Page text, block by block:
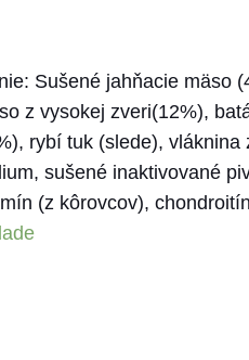
Sušené jahňacie mäso
z vysokej zveri(12%),
rybí tuk (slede), vláknina
sušené inaktivované
(z kôrovcov),